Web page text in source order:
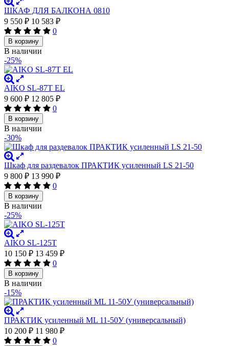
ШКАФ ДЛЯ БАЛКОНА 0810
9 550 ₽ 10 583 ₽
0
В корзину
В наличии
-25%
AIKO SL-87Т EL
9 600 ₽ 12 805 ₽
0
В корзину
В наличии
-30%
Шкаф для раздевалок ПРАКТИК усиленный LS 21-50
9 800 ₽ 13 990 ₽
0
В корзину
В наличии
-25%
AIKO SL-125Т
10 150 ₽ 13 459 ₽
0
В корзину
В наличии
-15%
ПРАКТИК усиленный ML 11-50У (универсальный)
10 200 ₽ 11 980 ₽
0